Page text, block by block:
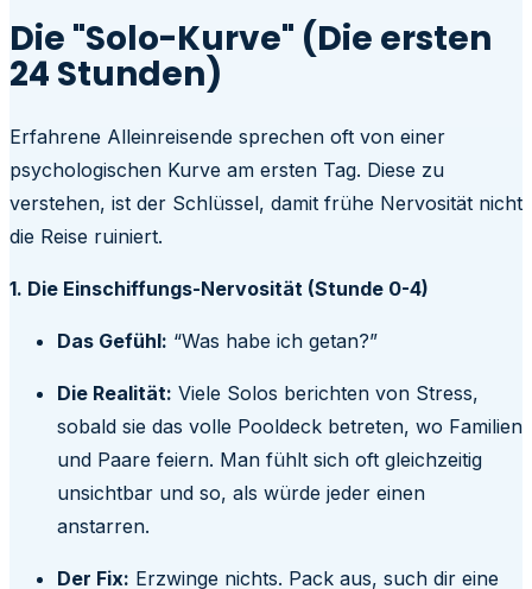
Die "Solo-Kurve" (Die ersten
24 Stunden)
Erfahrene Alleinreisende sprechen oft von einer
psychologischen Kurve am ersten Tag. Diese zu
verstehen, ist der Schlüssel, damit frühe Nervosität nicht
die Reise ruiniert.
1. Die Einschiffungs-Nervosität (Stunde 0-4)
Das Gefühl: “Was habe ich getan?”
Die Realität: Viele Solos berichten von Stress,
sobald sie das volle Pooldeck betreten, wo Familien
und Paare feiern. Man fühlt sich oft gleichzeitig
unsichtbar und so, als würde jeder einen
anstarren.
Der Fix: Erzwinge nichts. Pack aus, such dir eine